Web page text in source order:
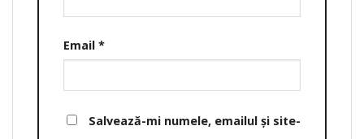
Email *
Salvează-mi numele, emailul și site-